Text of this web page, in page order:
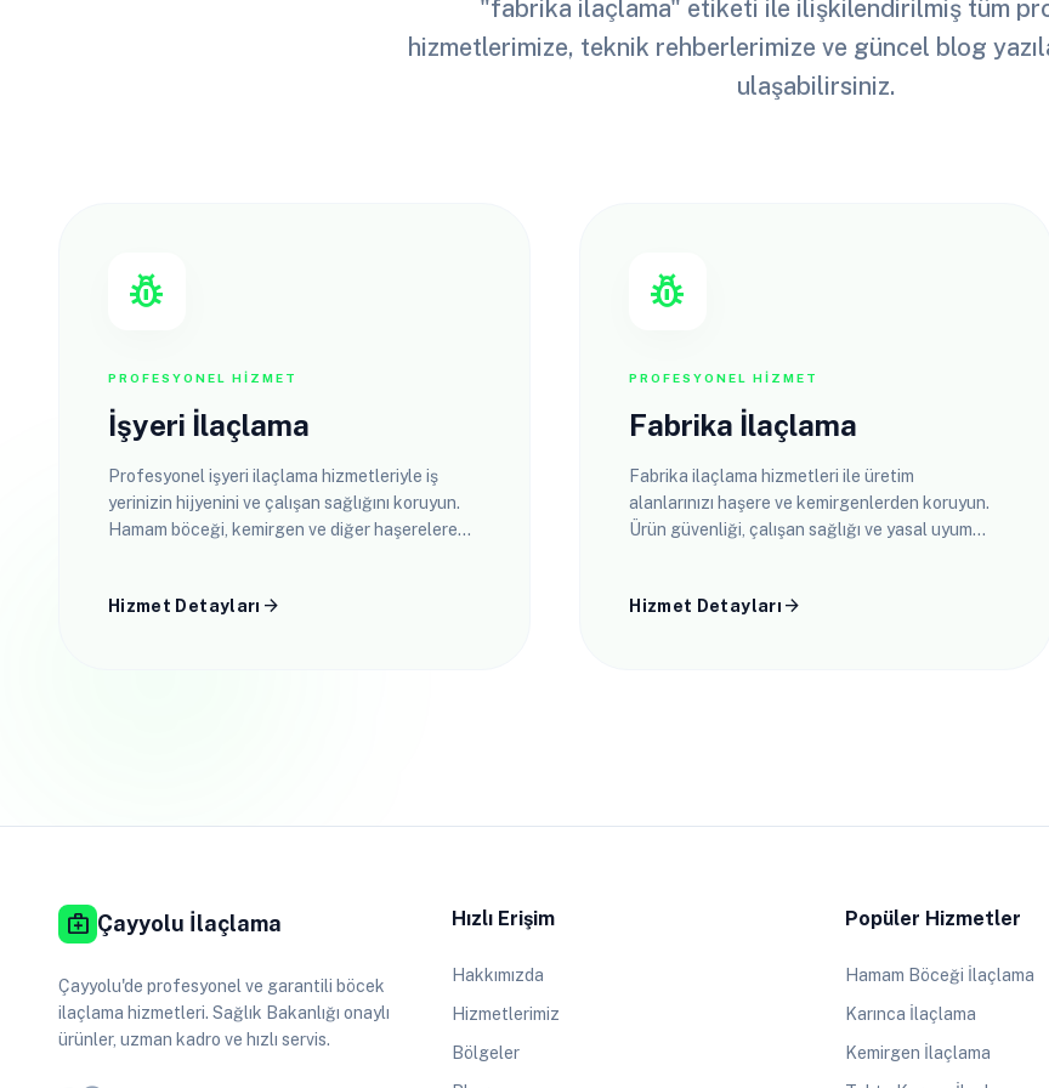
"fabrika ilaçlama" etiketi ile ilişkilendirilmiş tüm
hizmetlerimize, teknik rehberlerimize ve güncel blog
ulaşabilirsiniz.
pest_control
PROFESYONEL HIZMET
İşyeri İlaçlama
Profesyonel işyeri ilaçlama hizmetleriyle iş
yerinizin hijyenini ve çalışan sağlığını koruyun.
Hamam böceği, kemirgen ve diğer haşerelere
Hizmet Detayları arrow_forward
pest_control
PROFESYONEL HIZMET
Fabrika İlaçlama
Fabrika ilaçlama hizmetleri ile üretim
alanlarınızı haşere ve kemirgenlerden koruyun.
Ürün güvenliği, çalışan sağlığı ve yasal uyum
Hizmet Detayları arrow_forward
medical_services Çayyolu İlaçlama
Çayyolu'de profesyonel ve garantili böcek
ilaçlama hizmetleri. Sağlık Bakanlığı onaylı
ürünler, uzman kadro ve hızlı servis.
Hızlı Erişim
Hakkımızda
Hizmetlerimiz
Bölgeler
Popüler Hizmetler
Hamam Böceği İlaçlama
Karınca İlaçlama
Kemirgen İlaçlama